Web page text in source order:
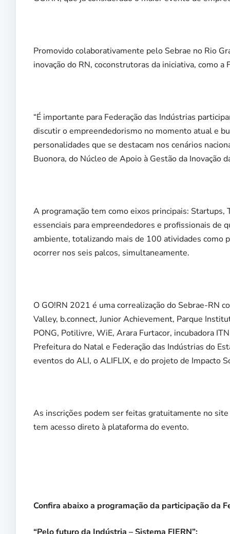
Promovido colaborativamente pelo Sebrae no Rio
inovação do RN, coconstrutoras da iniciativa, como
“É importante para Federação das Indústrias
discutir o empreendedorismo no momento atual e
personalidades que se destacam nos cenários
Buonora, do Núcleo de Apoio à Gestão da Inovação
A programação tem como eixos principais: Startups,
essenciais para empreendedores e profissionais de
ambiente, totalizando mais de 100 atividades como
ocorrer nos seis palcos, simultaneamente.
O GO!RN 2021 é uma correalização do Sebrae-RN
Valley, b.connect, Junior Achievement, Parque
PONG, Potilivre, WiE, Arara Furtacor, incubadora
Prefeitura do Natal e Federação das Indústrias do
eventos do ALI, o ALIFLIX, e do projeto de Impacto
As inscrições podem ser feitas gratuitamente no site
tem acesso direto à plataforma do evento.
Confira abaixo a programação da participação da